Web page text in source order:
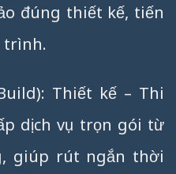
đúng thiết kế, tiến
trình.
Thiết kế – Thi
dịch vụ trọn gói từ
giúp rút ngắn thời